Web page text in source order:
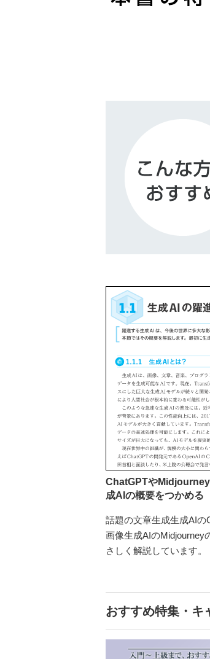
ChatGPTや
成AIの概要をつかめる
話題の文章生成生成AIの
画像生成AIのMidjourney
さしく解説しています。
おすすめ特集・キ